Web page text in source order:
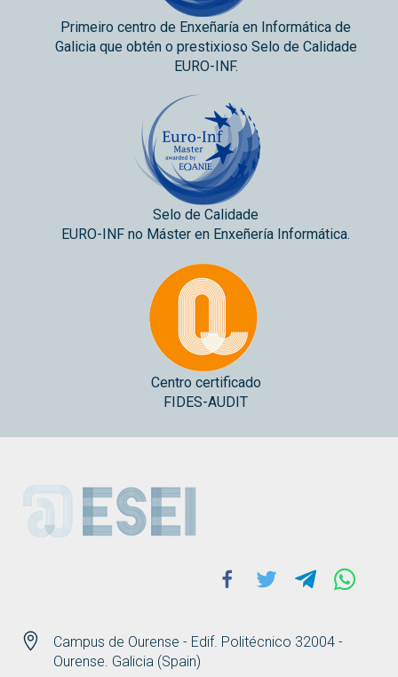
Primeiro centro de Enxeñaría en Informática de
Galicia que obtén o prestixioso Selo de Calidade
EURO-INF.
Selo de Calidade
EURO-INF no Máster en Enxeñería Informática.
Centro certificado
FIDES-AUDIT
ESEI
Campus de Ourense - Edif. Politécnico 32004 -
Ourense. Galicia (Spain)
Facebook
Twitter Telegram